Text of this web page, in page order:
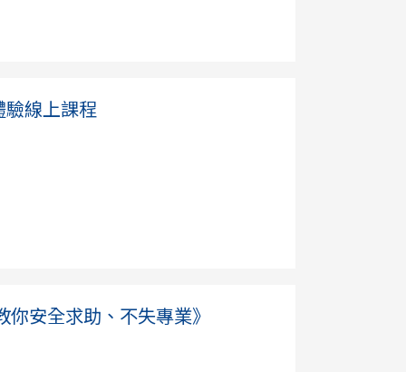
線上課程
安全求助、不失專業》